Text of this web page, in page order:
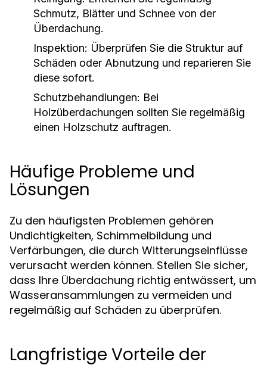
Schmutz, Blätter und Schnee von der
Überdachung.
Inspektion: Überprüfen Sie die Struktur auf
Schäden oder Abnutzung und reparieren Sie
diese sofort.
Schutzbehandlungen: Bei
Holzüberdachungen sollten Sie regelmäßig
einen Holzschutz auftragen.
Häufige Probleme und
Lösungen
Zu den häufigsten Problemen gehören
Undichtigkeiten, Schimmelbildung und
Verfärbungen, die durch Witterungseinflüsse
verursacht werden können. Stellen Sie sicher,
dass Ihre Überdachung richtig entwässert, um
Wasseransammlungen zu vermeiden und
regelmäßig auf Schäden zu überprüfen.
Langfristige Vorteile der